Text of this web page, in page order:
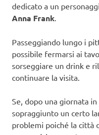
dedicato a un
Anna Frank.
Passeggiando lungo i
possibile fermarsi ai
sorseggiare un drink e
continuare la visita.
Se, dopo una giornata
sopraggiunto un certo
problemi poiché la